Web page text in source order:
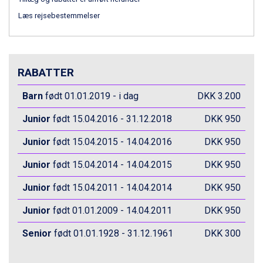
St. Anton fra DKK 7.245
Zell am See fra DKK 4.095
Bad Gastein fra DKK 4.195
Alleghe fra DKK 5.595
Arabba fra DKK 7.045
Sauze dOulx fra DKK 4.045
La Thuile fra DKK 4.595
Val Thorens fra DKK 5.395
Cervinia fra DKK 5.295
Sölden fra DKK 8.445
Bad Hofgastein fra DKK 5.495
Passo Tonale fra DKK 3.795
Saalbach fra DKK 5.945
Champoluc fra DKK 3.795
Sestriere fra DKK 4.395
Wagrain fra DKK 4.645
Læs rejsebestemmelser
RABATTER
Barn født 01.01.2019 - i dag DKK 3.200
Junior født 15.04.2016 - 31.12.2018 DKK 950
Junior født 15.04.2015 - 14.04.2016 DKK 950
Junior født 15.04.2014 - 14.04.2015 DKK 950
Junior født 15.04.2011 - 14.04.2014 DKK 950
Junior født 01.01.2009 - 14.04.2011 DKK 950
Senior født 01.01.1928 - 31.12.1961 DKK 300